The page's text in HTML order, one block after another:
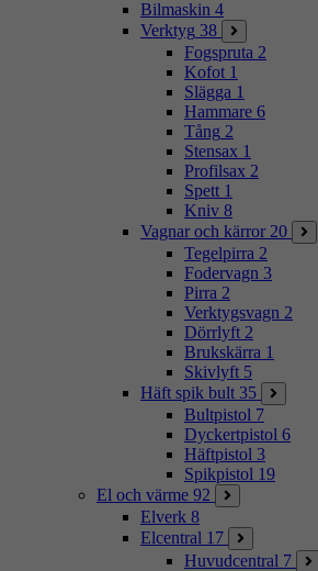
Bilmaskin 4
Verktyg 38
Fogspruta 2
Kofot 1
Slägga 1
Hammare 6
Tång 2
Stensax 1
Profilsax 2
Spett 1
Kniv 8
Vagnar och kärror 20
Tegelpirra 2
Fodervagn 3
Pirra 2
Verktygsvagn 2
Dörrlyft 2
Brukskärra 1
Skivlyft 5
Häft spik bult 35
Bultpistol 7
Dyckertpistol 6
Häftpistol 3
Spikpistol 19
El och värme 92
Elverk 8
Elcentral 17
Huvudcentral 7